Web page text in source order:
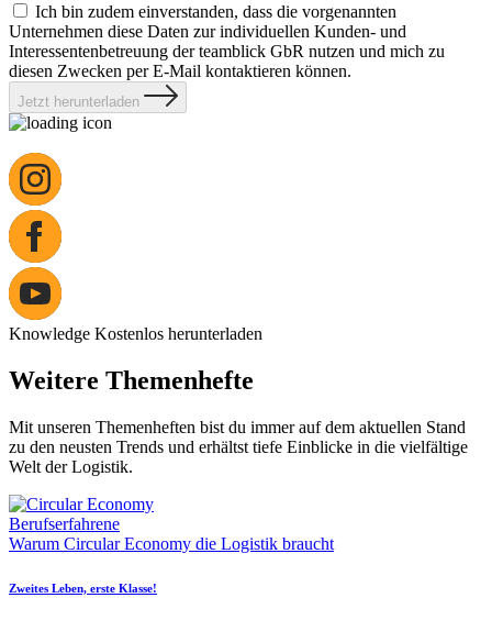
Ich bin zudem einverstanden, dass die vorgenannten
Unternehmen diese Daten zur individuellen Kunden- und
Interessentenbetreuung der teamblick GbR nutzen und mich zu
diesen Zwecken per E-Mail kontaktieren können.
Jetzt herunterladen
Knowledge Kostenlos herunterladen
Weitere Themenhefte
Mit unseren Themenheften bist du immer auf dem aktuellen Stand
zu den neusten Trends und erhältst tiefe Einblicke in die vielfältige
Welt der Logistik.
Berufserfahrene
Warum Circular Economy die Logistik braucht
Zweites Leben, erste Klasse!